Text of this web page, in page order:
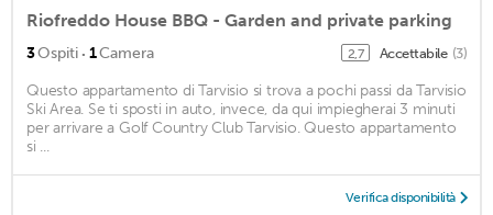
Riofreddo House BBQ - Garden and private parking
3Ospiti · 1Camera 2,7 Accettabile (3)
Questo appartamento di Tarvisio si trova a pochi passi da Tarvisio
Ski Area. Se ti sposti in auto, invece, da qui impiegherai 3 minuti
per arrivare a Golf Country Club Tarvisio. Questo appartamento
si ...
Verifica disponibilità